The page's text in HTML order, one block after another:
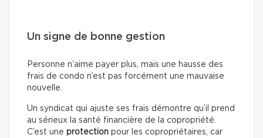
Un signe de bonne gestion
Personne n’aime payer plus, mais une hausse des
frais de condo n’est pas forcément une mauvaise
nouvelle.
Un syndicat qui ajuste ses frais démontre qu’il prend
au sérieux la santé financière de la copropriété.
C’est une protection pour les copropriétaires, car